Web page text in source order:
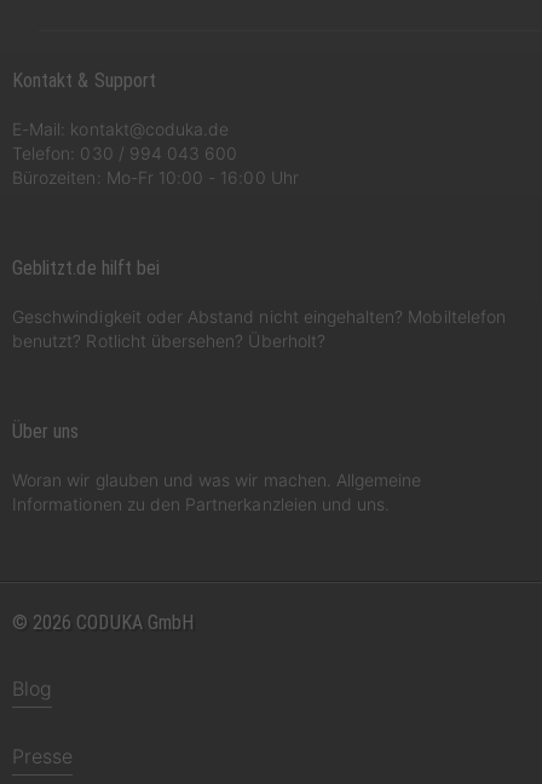
Kontakt & Support
E-Mail: kontakt@coduka.de
Telefon: 030 / 994 043 600
Bürozeiten: Mo-Fr 10:00 - 16:00 Uhr
Geblitzt.de hilft bei
Geschwindigkeit oder Abstand nicht eingehalten? Mobiltelefon
benutzt? Rotlicht übersehen? Überholt?
Über uns
Woran wir glauben und was wir machen. Allgemeine
Informationen zu den Partnerkanzleien und uns.
© 2026 CODUKA GmbH
Blog
Presse